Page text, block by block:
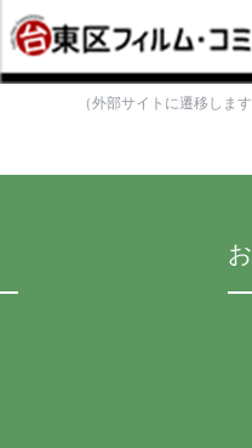
（外部サイトに遷移します